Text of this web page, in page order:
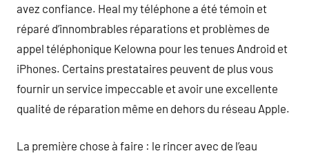
avez confiance. Heal my téléphone a été témoin et
réparé d’innombrables réparations et problèmes de
appel téléphonique Kelowna pour les tenues Android et
iPhones. Certains prestataires peuvent de plus vous
fournir un service impeccable et avoir une excellente
qualité de réparation même en dehors du réseau Apple.
La première chose à faire : le rincer avec de l’eau